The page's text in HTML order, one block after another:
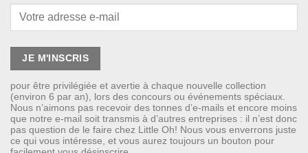
pour être privilégiée et avertie à chaque nouvelle collection
(environ 6 par an), lors des concours ou événements spéciaux.
Nous n’aimons pas recevoir des tonnes d’e-mails et encore moins
que notre e-mail soit transmis à d’autres entreprises : il n’est donc
pas question de le faire chez Little Oh! Nous vous enverrons juste
ce qui vous intéresse, et vous aurez toujours un bouton pour